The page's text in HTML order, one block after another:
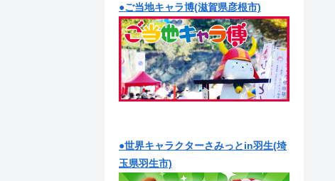
●ご当地キャラ博(滋賀県彦根市)
●世界キャラクターさみっとin羽生(埼
玉県羽生市)